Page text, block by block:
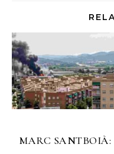
MARC SANTBOIÀ: